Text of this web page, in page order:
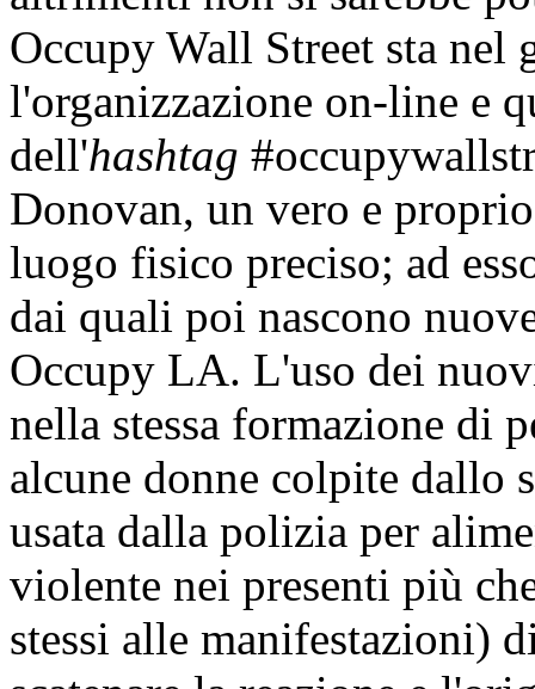
Occupy Wall Street sta
l'organizzazione on-line e
dell'hashtag
Donovan, un vero e
luogo fisico preciso; ad
dai quali poi nascono
Occupy LA. L'uso dei
nella stessa formazione di
alcune donne colpite dallo
usata dalla polizia per
violente nei presenti più
stessi alle manifestazioni)